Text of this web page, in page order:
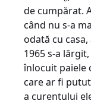
de cumpărat.
când nu s-a
odată cu
1965 s-a
înlocuit paiele
care ar fi
a curentului